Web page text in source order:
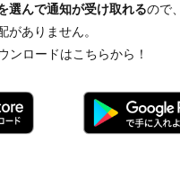
選んで通知が受け取れるので
がありません。
ンロードはこちらから！